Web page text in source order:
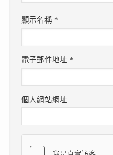
顯示名稱 *
電子郵件地址 *
個人網站網址